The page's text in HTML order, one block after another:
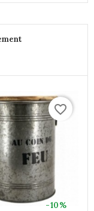
-10%
favorite_border